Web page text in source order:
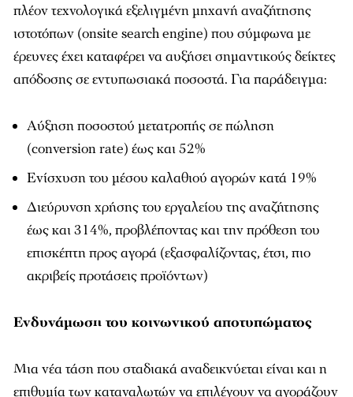
πλέον τεχνολογικά εξελιγμένη μηχανή αναζήτησης
ιστοτόπων (onsite search engine) που σύμφωνα με
έρευνες έχει καταφέρει να αυξήσει σημαντικούς δείκτες
απόδοσης σε εντυπωσιακά ποσοστά. Για παράδειγμα:
Αύξηση ποσοστού μετατροπής σε πώληση
(conversion rate) έως και 52%
Ενίσχυση του μέσου καλαθιού αγορών κατά 19%
Διεύρυνση χρήσης του εργαλείου της αναζήτησης
έως και 314%, προβλέποντας και την πρόθεση του
επισκέπτη προς αγορά (εξασφαλίζοντας, έτσι, πιο
ακριβείς προτάσεις προϊόντων)
Ενδυνάμωση του κοινωνικού αποτυπώματος
Μια νέα τάση που σταδιακά αναδεικνύεται είναι και η
επιθυμία των καταναλωτών να επιλέγουν να αγοράζουν